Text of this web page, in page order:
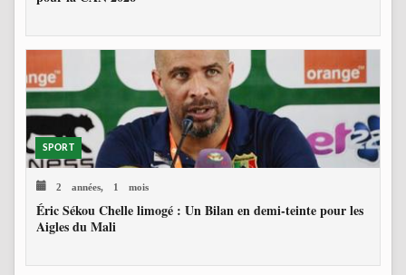
SPORT
2 années, 1 mois
Éric Sékou Chelle limogé : Un Bilan en demi-teinte pour les
Aigles du Mali